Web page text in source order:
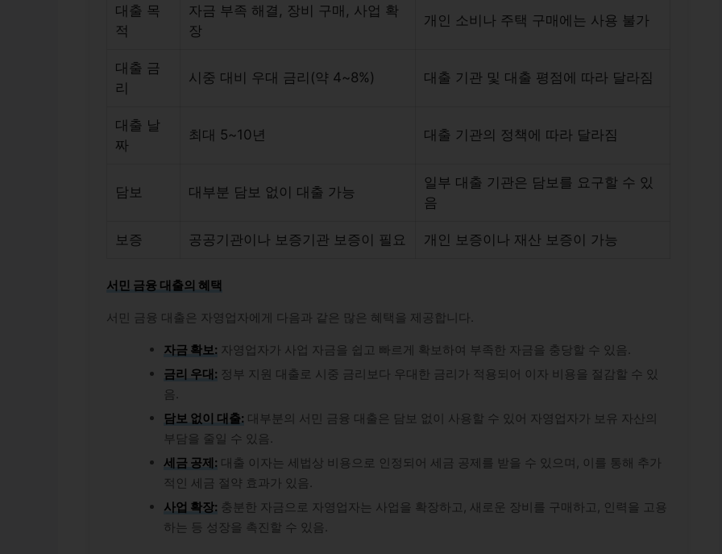
대출 목
적
자금 부족 해결, 장비 구매, 사업 확
장
개인 소비나 주택 구매에는 사용 불가
대출 금
리
시중 대비 우대 금리(약 4~8%) 대출 기관 및 대출 평점에 따라 달라짐
대출 날
짜
최대 5~10년 대출 기관의 정책에 따라 달라짐
담보 대부분 담보 없이 대출 가능
일부 대출 기관은 담보를 요구할 수 있
음
보증 공공기관이나 보증기관 보증이 필요 개인 보증이나 재산 보증이 가능
서민 금융 대출의 혜택
서민 금융 대출은 자영업자에게 다음과 같은 많은 혜택을 제공합니다.
자금 확보: 자영업자가 사업 자금을 쉽고 빠르게 확보하여 부족한 자금을 충당할 수 있음.
금리 우대: 정부 지원 대출로 시중 금리보다 우대한 금리가 적용되어 이자 비용을 절감할 수 있
음.
담보 없이 대출: 대부분의 서민 금융 대출은 담보 없이 사용할 수 있어 자영업자가 보유 자산의
부담을 줄일 수 있음.
세금 공제: 대출 이자는 세법상 비용으로 인정되어 세금 공제를 받을 수 있으며, 이를 통해 추가
적인 세금 절약 효과가 있음.
사업 확장: 충분한 자금으로 자영업자는 사업을 확장하고, 새로운 장비를 구매하고, 인력을 고용
하는 등 성장을 촉진할 수 있음.